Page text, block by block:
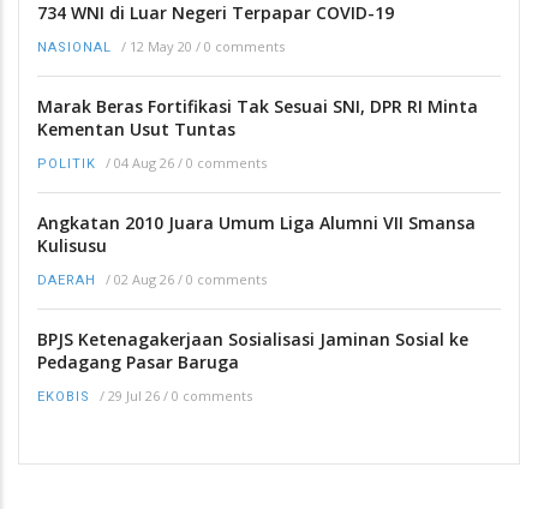
734 WNI di Luar Negeri Terpapar COVID-19
NASIONAL / 12 May 20 / 0 comments
Marak Beras Fortifikasi Tak Sesuai SNI, DPR RI Minta
Kementan Usut Tuntas
POLITIK / 04 Aug 26 / 0 comments
Angkatan 2010 Juara Umum Liga Alumni VII Smansa
Kulisusu
DAERAH / 02 Aug 26 / 0 comments
BPJS Ketenagakerjaan Sosialisasi Jaminan Sosial ke
Pedagang Pasar Baruga
EKOBIS / 29 Jul 26 / 0 comments